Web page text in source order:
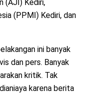
(AJI) Kediri,
(PPMI) Kediri, dan
ini banyak
dan pers. Banyak
kritik. Tak
karena berita